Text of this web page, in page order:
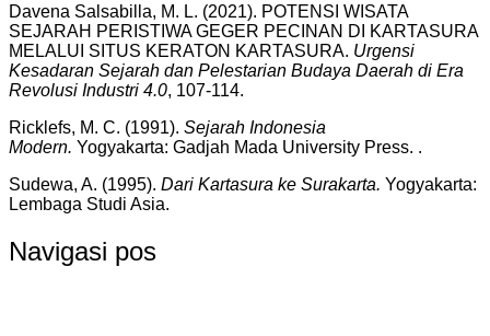
Davena Salsabilla, M. L. (2021). POTENSI WISATA
SEJARAH PERISTIWA GEGER PECINAN DI KARTASURA
MELALUI SITUS KERATON KARTASURA. Urgensi
Kesadaran Sejarah dan Pelestarian Budaya Daerah di Era
Revolusi Industri 4.0, 107-114.
Ricklefs, M. C. (1991). Sejarah Indonesia
Modern. Yogyakarta: Gadjah Mada University Press. .
Sudewa, A. (1995). Dari Kartasura ke Surakarta. Yogyakarta:
Lembaga Studi Asia.
Navigasi pos